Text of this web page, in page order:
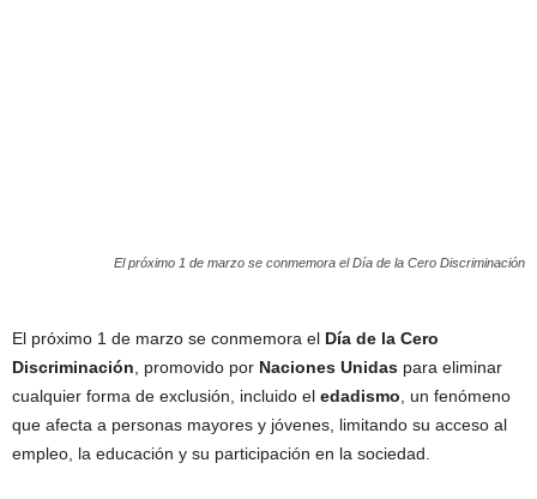
El próximo 1 de marzo se conmemora el Día de la Cero Discriminación
El próximo 1 de marzo se conmemora el Día de la Cero
Discriminación, promovido por Naciones Unidas para eliminar
cualquier forma de exclusión, incluido el edadismo, un fenómeno
que afecta a personas mayores y jóvenes, limitando su acceso al
empleo, la educación y su participación en la sociedad.